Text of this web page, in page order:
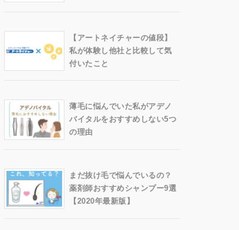
【アートネイチャーの値段】
私が体験し他社と比較して気
付いたこと
薄毛に悩んでいた私がアデノ
バイタルをおすすめしない5つ
の理由
まだ抜け毛で悩んでいるの？
薬剤師おすすめシャンプー9選
【2020年最新版】